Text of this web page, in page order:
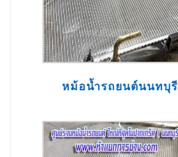
หม้อน้ำรถยนต์นนทบุรี